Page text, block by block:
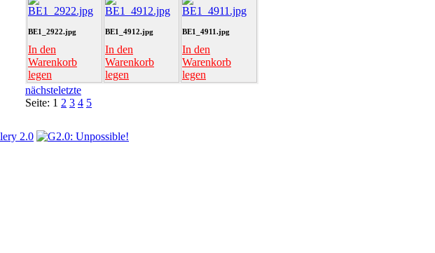
BE1_2922.jpg
In den
Warenkorb
legen
BE1_4912.jpg
In den
Warenkorb
legen
BE1_4911.jpg
In den
Warenkorb
legen
nächsteletzte
Seite: 1 2 3 4 5